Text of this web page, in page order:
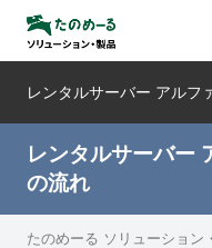
レンタルサーバー アルフ
レンタルサーバー
の流れ
たのめーる ソリューション